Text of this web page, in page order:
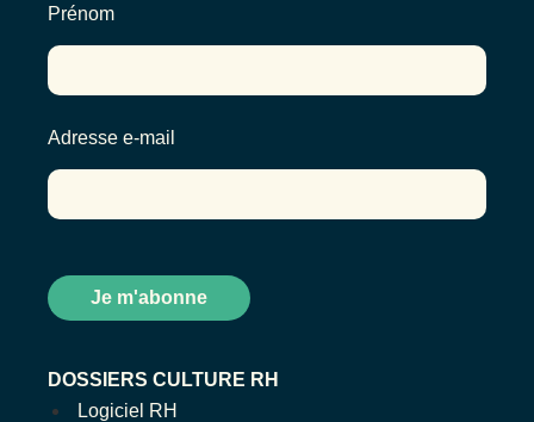
DOSSIERS CULTURE RH
Logiciel RH
Prénom
Adresse e-mail